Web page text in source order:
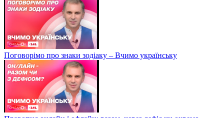
Поговорімо про знаки зодіаку – Вчимо українську